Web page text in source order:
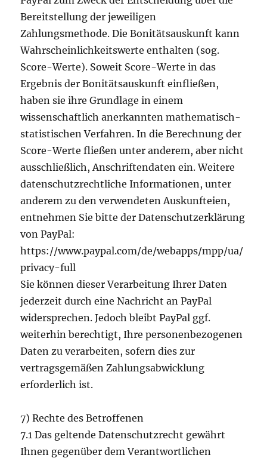
Bereitstellung der jeweiligen
Zahlungsmethode. Die Bonitätsauskunft kann
Wahrscheinlichkeitswerte enthalten (sog.
Score-Werte). Soweit Score-Werte in das
Ergebnis der Bonitätsauskunft einfließen,
haben sie ihre Grundlage in einem
wissenschaftlich anerkannten mathematisch-
statistischen Verfahren. In die Berechnung der
Score-Werte fließen unter anderem, aber nicht
ausschließlich, Anschriftendaten ein. Weitere
datenschutzrechtliche Informationen, unter
anderem zu den verwendeten Auskunfteien,
entnehmen Sie bitte der Datenschutzerklärung
von PayPal:
https://www.paypal.com/de/webapps/mpp/ua/
privacy-full
Sie können dieser Verarbeitung Ihrer Daten
jederzeit durch eine Nachricht an PayPal
widersprechen. Jedoch bleibt PayPal ggf.
weiterhin berechtigt, Ihre personenbezogenen
Daten zu verarbeiten, sofern dies zur
vertragsgemäßen Zahlungsabwicklung
erforderlich ist.
7) Rechte des Betroffenen
7.1 Das geltende Datenschutzrecht gewährt
Ihnen gegenüber dem Verantwortlichen